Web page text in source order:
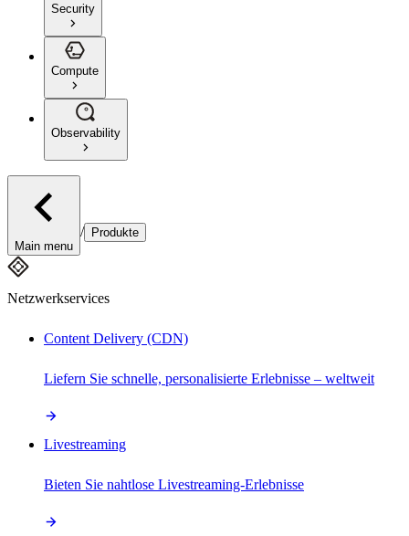
Security
Compute
Observability
Main menu
/ Produkte
Netzwerkservices
Content Delivery (CDN)
Liefern Sie schnelle, personalisierte Erlebnisse – weltweit
Livestreaming
Bieten Sie nahtlose Livestreaming-Erlebnisse